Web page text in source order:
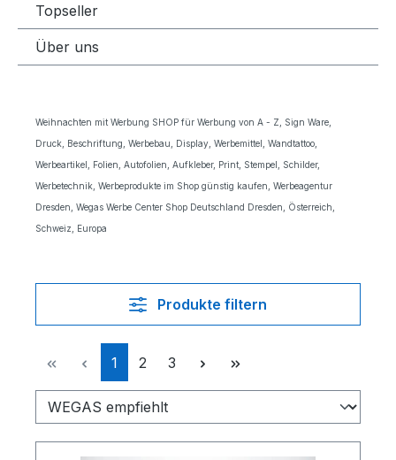
Topseller
Über uns
Weihnachten mit Werbung SHOP für Werbung von A - Z, Sign Ware,
Druck, Beschriftung, Werbebau, Display, Werbemittel, Wandtattoo,
Werbeartikel, Folien, Autofolien, Aufkleber, Print, Stempel, Schilder,
Werbetechnik, Werbeprodukte im Shop günstig kaufen, Werbeagentur
Dresden, Wegas Werbe Center Shop Deutschland Dresden, Österreich,
Schweiz, Europa
Produkte filtern
Seite
1 Seite
2 Seite
3